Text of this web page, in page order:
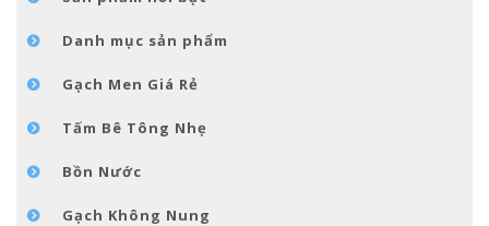
LIÊN HỆDanh mục sản phẩm
Gạch Men Giá Rẻ
Tấm Bê Tông Nhẹ
Bồn Nước
Gạch Không Nung